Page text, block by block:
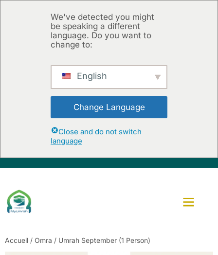
We've detected you might
be speaking a different
language. Do you want to
change to:
English
Change Language
Close and do not switch
language
Accueil / Omra / Umrah September (1 Person)